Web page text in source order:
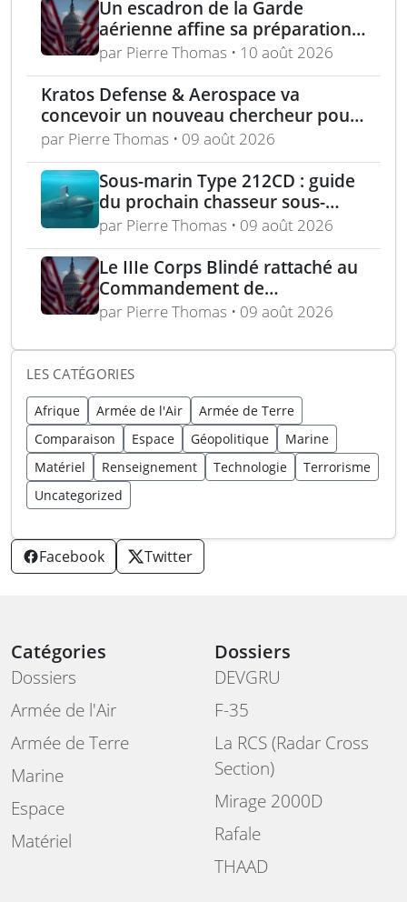
Un escadron de la Garde
aérienne affine sa préparation
en terrain jungle
par Pierre Thomas • 10 août 2026
Kratos Defense & Aerospace va
concevoir un nouveau chercheur pour
les missiles FGM-148 Javelin
par Pierre Thomas • 09 août 2026
Sous-marin Type 212CD : guide
du prochain chasseur sous-
marin de nouvelle génération
en Europe
par Pierre Thomas • 09 août 2026
Le IIIe Corps Blindé rattaché au
Commandement de
l’Hémisphère Ouest dans le
par Pierre Thomas • 09 août 2026
LES CATÉGORIES
Afrique Armée de l'Air
Armée de Terre
Comparaison
Espace Géopolitique
Marine
Matériel
Renseignement Technologie
Terrorisme
Uncategorized
Facebook Twitter
Catégories
Dossiers
Armée de l'Air
Armée de Terre
Marine
Espace
Matériel
Dossiers
DEVGRU
F-35
La RCS (Radar Cross
Section)
Mirage 2000D
Rafale
THAAD